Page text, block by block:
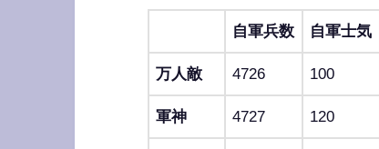
自軍兵数 自軍士気
万人敵 4726 100
軍神 4727 120